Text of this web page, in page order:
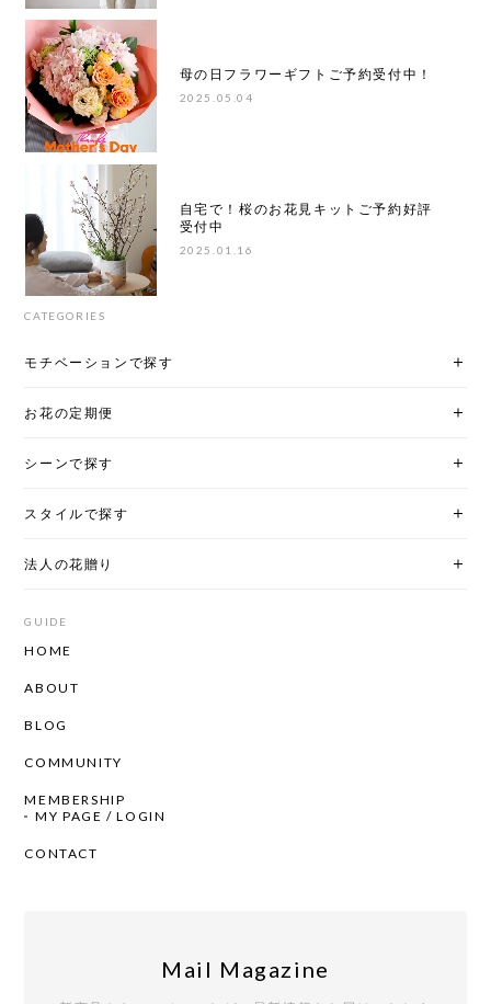
母の日フラワーギフトご予約受付中！
2025.05.04
自宅で！桜のお花見キットご予約好評
受付中
2025.01.16
CATEGORIES
モチベーションで探す
お花の定期便
シーンで探す
スタイルで探す
法人の花贈り
GUIDE
HOME
ABOUT
BLOG
COMMUNITY
MEMBERSHIP
MY PAGE / LOGIN
CONTACT
Mail Magazine